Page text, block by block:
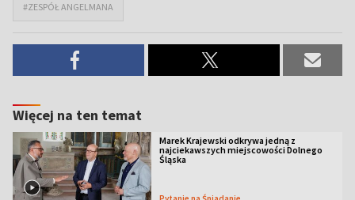
#ZESPÓŁ ANGELMANA
Więcej na ten temat
Marek Krajewski odkrywa jedną z
najciekawszych miejscowości Dolnego
Śląska